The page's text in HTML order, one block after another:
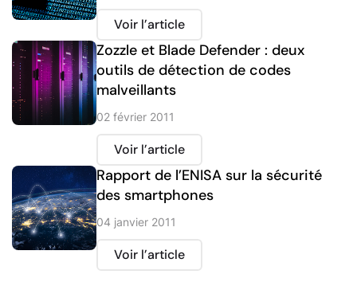
Voir l’article
Zozzle et Blade Defender : deux
outils de détection de codes
malveillants
02 février 2011
Voir l’article
Rapport de l’ENISA sur la sécurité
des smartphones
04 janvier 2011
Voir l’article